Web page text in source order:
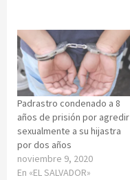
Padrastro condenado a 8
años de prisión por agredir
sexualmente a su hijastra
por dos años
noviembre 9, 2020
En «EL SALVADOR»